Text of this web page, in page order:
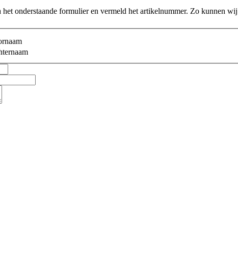
onderstaande formulier en vermeld het artikelnummer. Zo kunnen